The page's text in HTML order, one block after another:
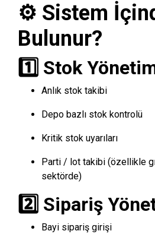
⚙️ Sistem
Bulunur?
1️⃣ Stok
Anlık stok takibi
Depo bazlı stok kontrolü
Kritik stok uyarıları
Parti / lot takibi (özellikle
sektörde)
2️⃣ Sipariş
Bayi sipariş girişi